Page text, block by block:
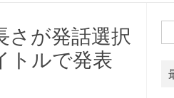
さが発話選択
トルで発表
索: